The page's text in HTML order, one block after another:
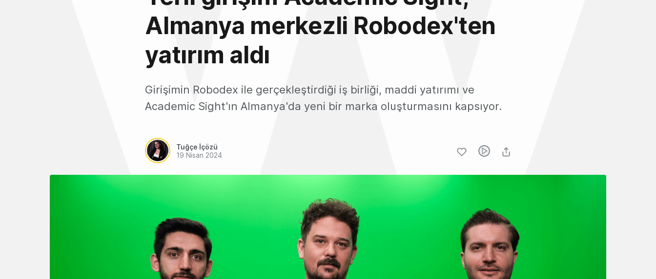
Almanya merkezli Robodex'ten
yatırım aldı
Girişimin Robodex ile gerçekleştirdiği iş birliği, maddi yatırımı ve
Academic Sight'ın Almanya'da yeni bir marka oluşturmasını kapsıyor.
Tuğçe İçözü
19 Nisan 2024